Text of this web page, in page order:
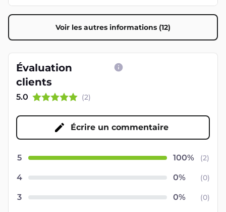
Voir les autres informations (12)
Évaluation
clients
5.0 (2)
Écrire un commentaire
5 (2)
4 (0)
3 (0)